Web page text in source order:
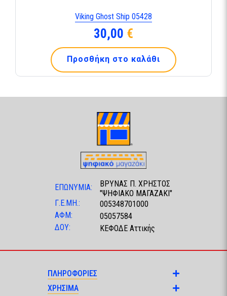
Viking Ghost Ship 05428
30,00 €
Προσθήκη στο καλάθι
ΕΠΩΝΥΜΙΑ:
ΒΡΥΝΑΣ Π. ΧΡΗΣΤΟΣ
"ΨΗΦΙΑΚΟ ΜΑΓΑΖΑΚΙ"
Γ.Ε.ΜΗ.:
005348701000
ΑΦΜ:
05057584
ΔΟΥ:
ΚΕΦΟΔΕ Αττικής
ΠΛΗΡΟΦΟΡΙΕΣ
ΧΡΗΣΙΜΑ